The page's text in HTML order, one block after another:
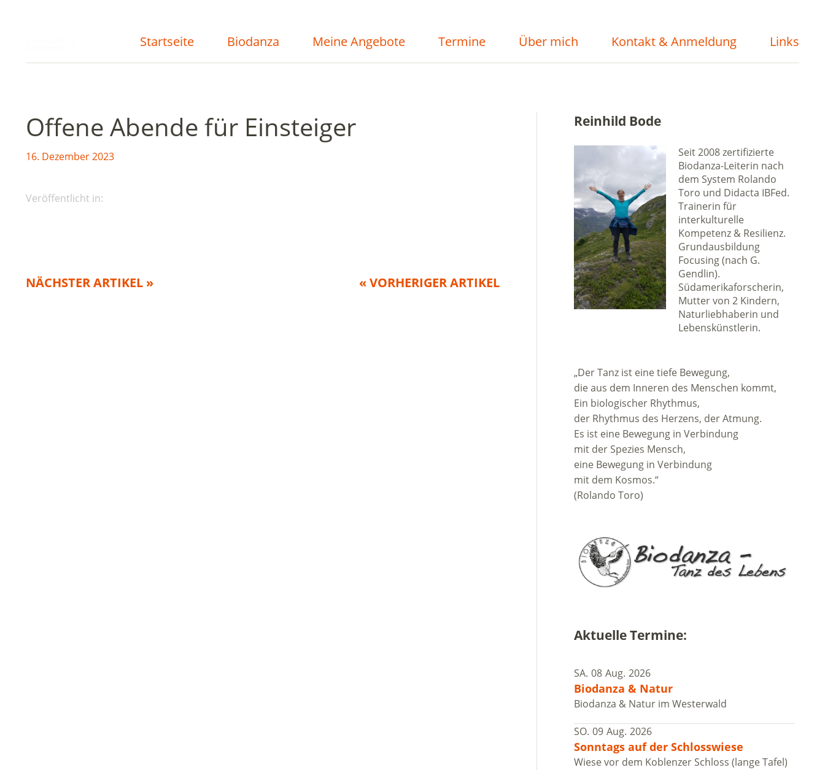
Startseite Biodanza Meine Angebote Termine Über mich Kontakt & Anmeldung Links
Offene Abende für Einsteiger
16. Dezember 2023
Veröffentlicht in:
NÄCHSTER ARTIKEL » « VORHERIGER ARTIKEL
Reinhild Bode
Seit 2008 zertifizierte
Biodanza-Leiterin nach
dem System Rolando
Toro und Didacta IBFed.
Trainerin für
interkulturelle
Kompetenz & Resilienz.
Grundausbildung
Focusing (nach G.
Gendlin).
Südamerikaforscherin,
Mutter von 2 Kindern,
Naturliebhaberin und
Lebenskünstlerin.
„Der Tanz ist eine tiefe Bewegung,
die aus dem Inneren des Menschen kommt,
Ein biologischer Rhythmus,
der Rhythmus des Herzens, der Atmung.
Es ist eine Bewegung in Verbindung
mit der Spezies Mensch,
eine Bewegung in Verbindung
mit dem Kosmos.“
(Rolando Toro)
Aktuelle Termine:
SA. 08 Aug. 2026
Biodanza & Natur
Biodanza & Natur im Westerwald
SO. 09 Aug. 2026
Sonntags auf der Schlosswiese
Wiese vor dem Koblenzer Schloss (lange Tafel)